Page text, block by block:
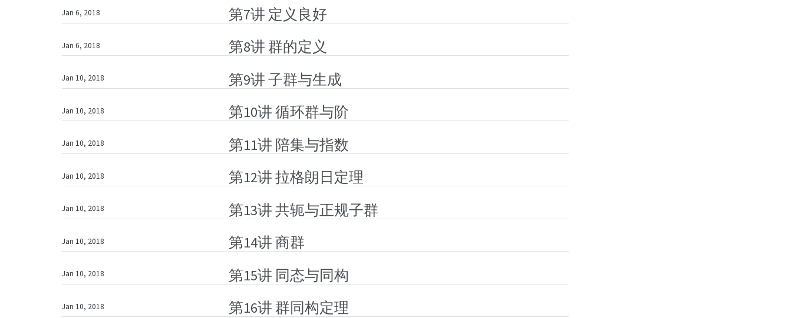
第7讲 定义良好
Jan 6, 2018
第8讲 群的定义
Jan 6, 2018
第9讲 子群与生成
Jan 10, 2018
第10讲 循环群与阶
Jan 10, 2018
第11讲 陪集与指数
Jan 10, 2018
第12讲 拉格朗日定理
Jan 10, 2018
第13讲 共轭与正规子群
Jan 10, 2018
第14讲 商群
Jan 10, 2018
第15讲 同态与同构
Jan 10, 2018
第16讲 群同构定理
Jan 10, 2018